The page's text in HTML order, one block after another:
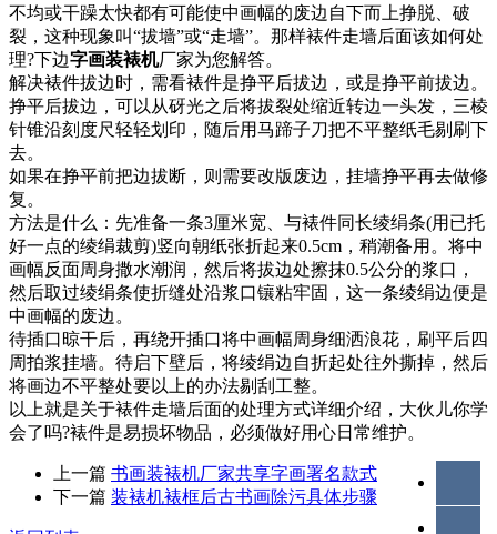
不均或干躁太快都有可能使中画幅的废边自下而上挣脱、破
裂，这种现象叫“拔墙”或“走墙”。那样裱件走墙后面该如何处
理?下边字画装裱机厂家为您解答。
解决裱件拔边时，需看裱件是挣平后拔边，或是挣平前拔边。
挣平后拔边，可以从砑光之后将拔裂处缩近转边一头发，三棱
针锥沿刻度尺轻轻划印，随后用马蹄子刀把不平整纸毛剔刷下
去。
如果在挣平前把边拔断，则需要改版废边，挂墙挣平再去做修
复。
方法是什么：先准备一条3厘米宽、与裱件同长绫绢条(用已托
好一点的绫绢裁剪)竖向朝纸张折起来0.5cm，稍潮备用。将中
画幅反面周身撒水潮润，然后将拔边处擦抹0.5公分的浆口，
然后取过绫绢条使折缝处沿浆口镶粘牢固，这一条绫绢边便是
中画幅的废边。
待插口晾干后，再绕开插口将中画幅周身细洒浪花，刷平后四
周拍浆挂墙。待启下壁后，将绫绢边自折起处往外撕掉，然后
将画边不平整处要以上的办法剔刮工整。
以上就是关于裱件走墙后面的处理方式详细介绍，大伙儿你学
会了吗?裱件是易损坏物品，必须做好用心日常维护。
上一篇 书画装裱机厂家共享字画署名款式
下一篇 装裱机裱框后古书画除污具体步骤